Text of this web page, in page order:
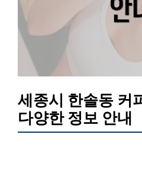
세종시 한솔동 커
다양한 정보 안내